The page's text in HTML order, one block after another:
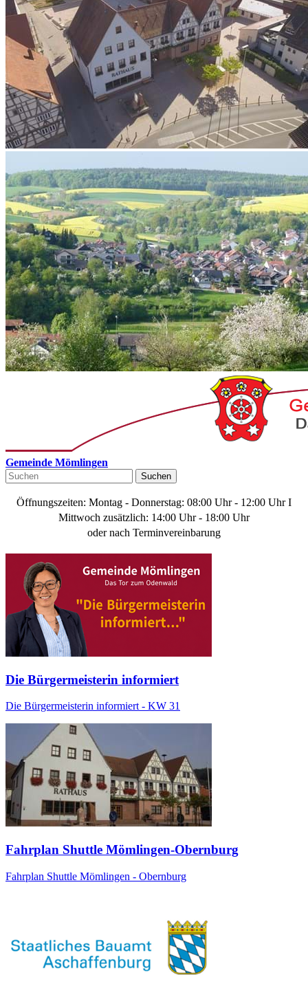
Gemeinde Mömlingen
Suchen
Öffnungszeiten: Montag - Donnerstag: 08:00 Uhr - 12:00 Uhr I
Mittwoch zusätzlich: 14:00 Uhr - 18:00 Uhr
oder nach Terminvereinbarung
Die Bürgermeisterin informiert
Die Bürgermeisterin informiert - KW 31
Fahrplan Shuttle Mömlingen-Obernburg
Fahrplan Shuttle Mömlingen - Obernburg